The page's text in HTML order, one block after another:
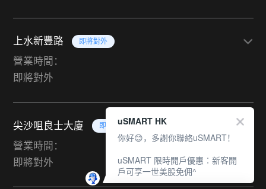
上水新豐路 即將對外
營業時間：
即將對外
尖沙咀良士大廈 即將對外
營業時間：
即將對外
uSMART HK
你好😊，多謝你聯絡uSMART！
uSMART 限時開戶優惠︰新客開
戶可享一世美股免佣^